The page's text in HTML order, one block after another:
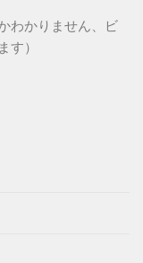
わかりません、ビ
す）